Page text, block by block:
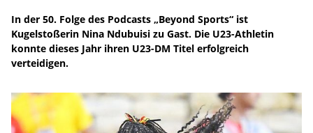
In der 50. Folge des Podcasts „Beyond Sports“ ist
Kugelstoßerin Nina Ndubuisi zu Gast. Die U23-Athletin
konnte dieses Jahr ihren U23-DM Titel erfolgreich
verteidigen.